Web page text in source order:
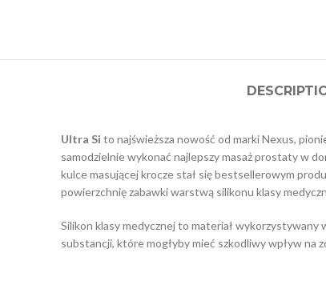
Ultra Si to najświeższa nowość od marki Nexus,
samodzielnie wykonać najlepszy masaż prostaty w
kulce masującej krocze stał się bestsellerowym
powierzchnię zabawki warstwą silikonu klasy
Silikon klasy medycznej to materiał
substancji, które mogłyby mieć szkodliwy wpływ na